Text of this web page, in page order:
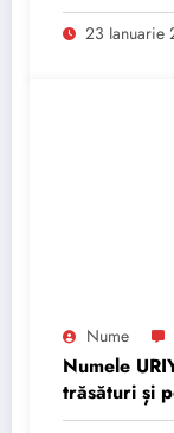
23 Ianuarie
Nume
Numele
trăsături și